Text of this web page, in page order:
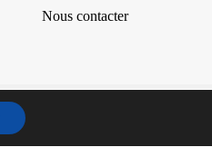
Nous contacter